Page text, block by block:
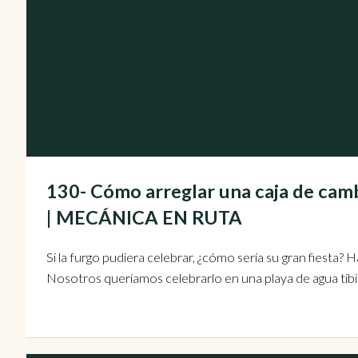
130- Cómo arreglar una caja de
| MECÁNICA EN RUTA
Si la furgo pudiera celebrar, ¿cómo sería su gran fiesta?
Nosotros queríamos celebrarlo en una playa de agua